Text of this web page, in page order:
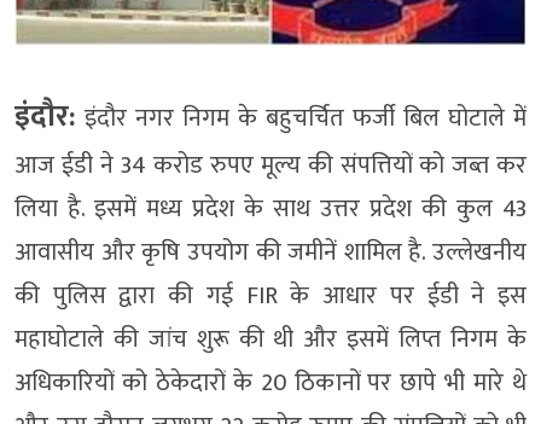
इंदौर: इंदौर नगर निगम के बहुचर्चित फर्जी बिल घोटाले में
आज ईडी ने 34 करोड रुपए मूल्य की संपत्तियों को जब्त कर
लिया है. इसमें मध्य प्रदेश के साथ उत्तर प्रदेश की कुल 43
आवासीय और कृषि उपयोग की जमीनें शामिल है. उल्लेखनीय
की पुलिस द्वारा की गई FIR के आधार पर ईडी ने इस
महाघोटाले की जांच शुरू की थी और इसमें लिप्त निगम के
अधिकारियों को ठेकेदारों के 20 ठिकानों पर छापे भी मारे थे